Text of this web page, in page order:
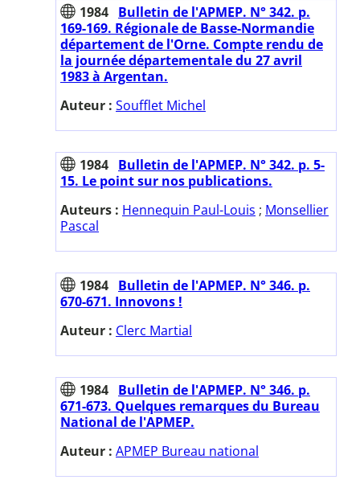
1984 Bulletin de l'APMEP. N° 342. p.
169-169. Régionale de Basse-Normandie
département de l'Orne. Compte rendu de
la journée départementale du 27 avril
1983 à Argentan.
Auteur : Soufflet Michel
1984 Bulletin de l'APMEP. N° 342. p. 5-
15. Le point sur nos publications.
Auteurs : Hennequin Paul-Louis ; Monsellier
Pascal
1984 Bulletin de l'APMEP. N° 346. p.
670-671. Innovons !
Auteur : Clerc Martial
1984 Bulletin de l'APMEP. N° 346. p.
671-673. Quelques remarques du Bureau
National de l'APMEP.
Auteur : APMEP Bureau national